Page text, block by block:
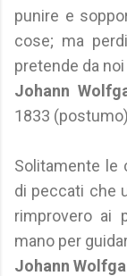
punire e
cose; ma
pretende da
Johann
1833 (postumo)
Solitamente le
di peccati che
rimprovero ai
mano per
Johann